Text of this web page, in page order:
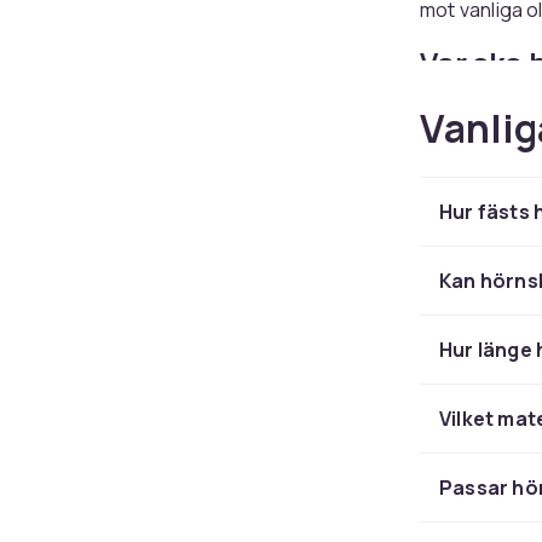
mot vanliga
Var ska
Soffbord,
Prioritera
Hörnskydd
Hur fästs
Kan
Hur länge
Vilket
Passar